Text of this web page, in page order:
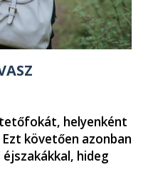
tetőfokát, helyenként
követően azonban
hideg